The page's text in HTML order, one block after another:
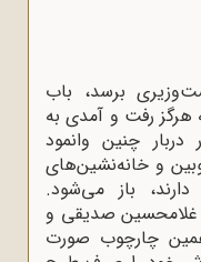
برسد، باب
هرگز رفت ‌و آمدی به
چنین وانمود
و خانه‌نشین‌های
باز می‌شود.
غلامحسین صدیقی و
همین چارچوب صورت